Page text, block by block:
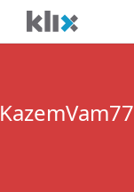
KazemVam77